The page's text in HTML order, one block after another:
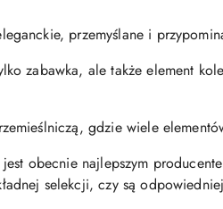
przemyślane i
zabawka, ale także element
gdzie wiele
obecnie najlepszym
selekcji, czy są